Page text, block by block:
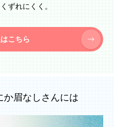
ずれにくく。
こちら
か眉なしさんには